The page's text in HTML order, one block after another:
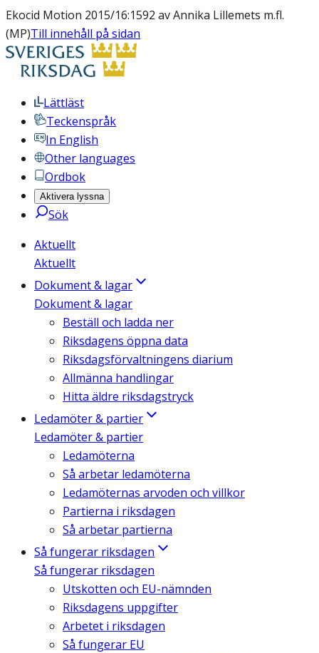
Ekocid Motion 2015/16:1592 av Annika Lillemets m.fl.
(MP)Till innehåll på sidan
Lättläst
Teckenspråk
In English
Other languages
Ordbok
Aktivera lyssna
Sök
Aktuellt
Aktuellt
Dokument & lagar
Dokument & lagar
Beställ och ladda ner
Riksdagens öppna data
Riksdagsförvaltningens diarium
Allmänna handlingar
Hitta äldre riksdagstryck
Ledamöter & partier
Ledamöter & partier
Ledamöterna
Så arbetar ledamöterna
Ledamöternas arvoden och villkor
Partierna i riksdagen
Så arbetar partierna
Så fungerar riksdagen
Så fungerar riksdagen
Utskotten och EU-nämnden
Riksdagens uppgifter
Arbetet i riksdagen
Så fungerar EU